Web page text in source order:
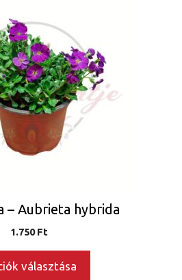
– Aubrieta hybrida
1.750Ft
választása